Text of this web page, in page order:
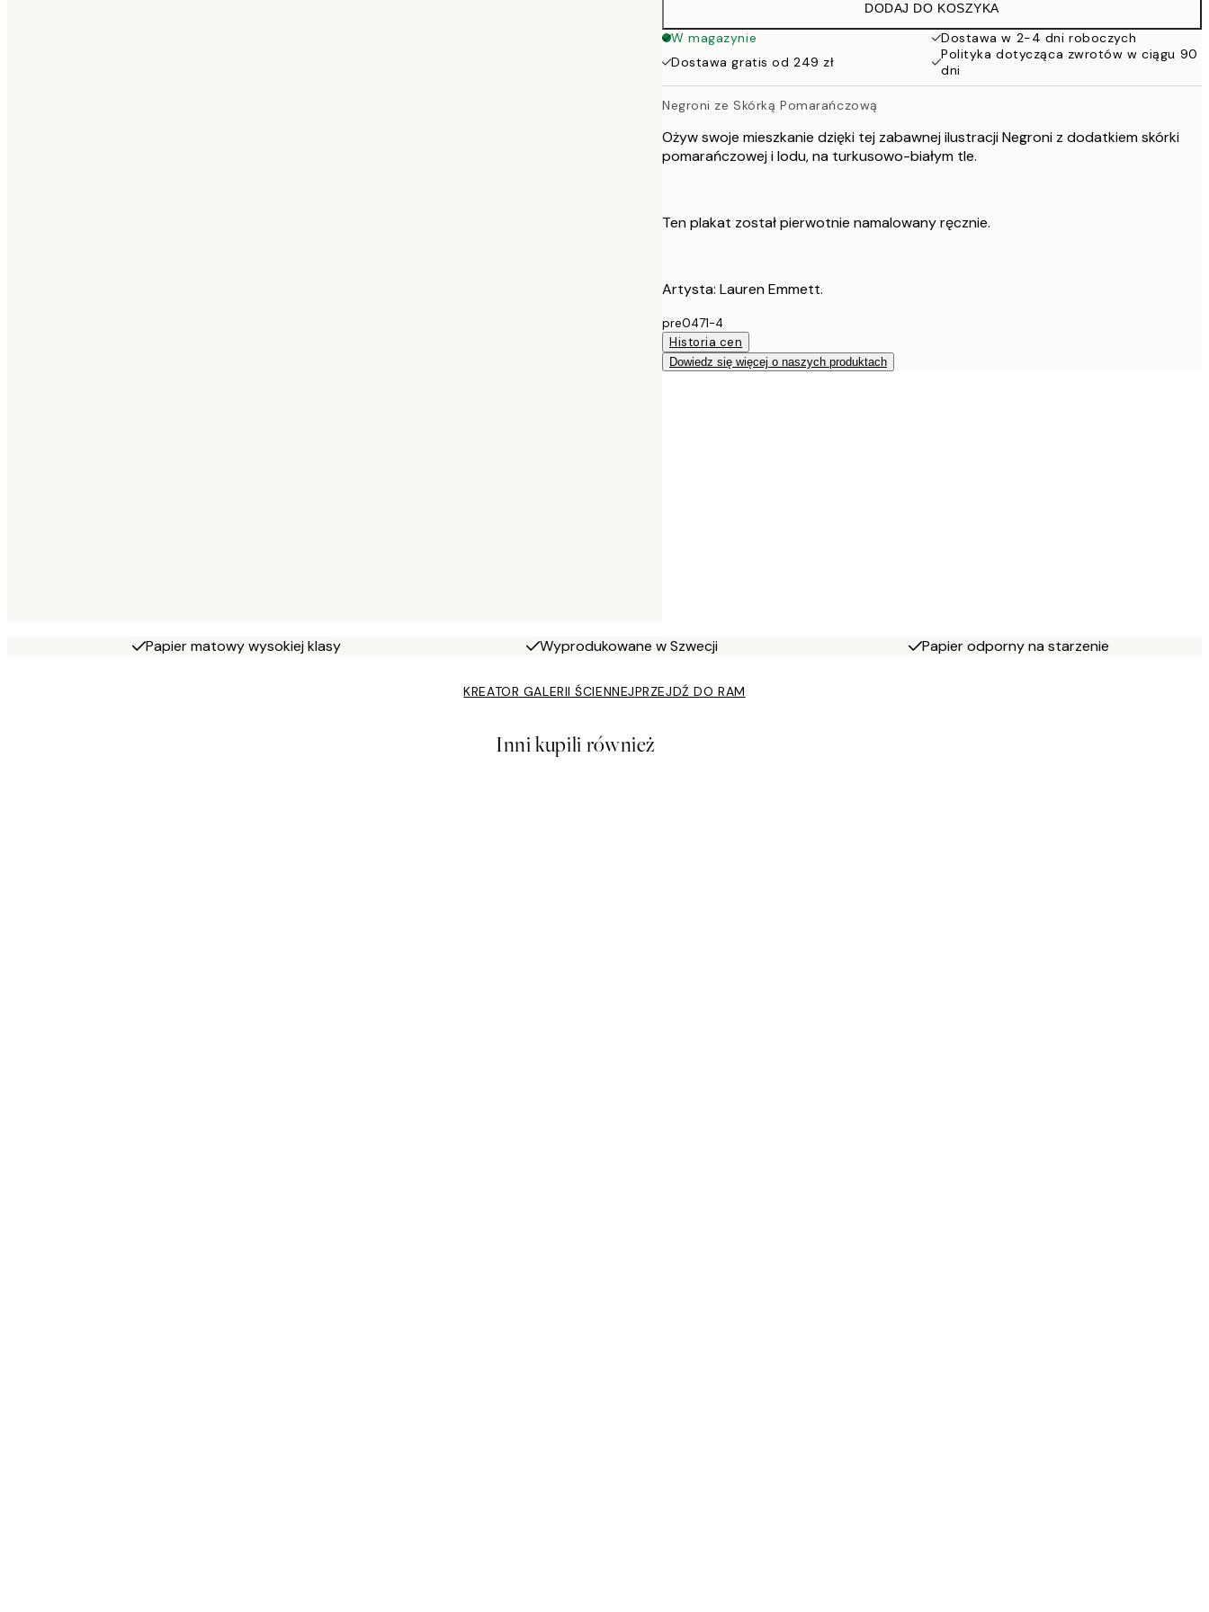
152 zł
DODAJ DO KOSZYKA
W magazynie
Dostawa w 2-4 dni roboczych
Dostawa gratis od 249 zł
Polityka dotycząca zwrotów w ciągu 90
dni
Negroni ze Skórką Pomarańczową
Ożyw swoje mieszkanie dzięki tej zabawnej ilustracji Negroni z dodatkiem skórki
pomarańczowej i lodu, na turkusowo-białym tle.
Ten plakat został pierwotnie namalowany ręcznie.
Artysta: Lauren Emmett.
pre0471-4
Historia cen
Dowiedz się więcej o naszych produktach
Papier matowy wysokiej klasy Wyprodukowane w Szwecji Papier odporny na starzenie
KREATOR GALERII ŚCIENNEJPRZEJDŹ DO RAM
Inni kupili również